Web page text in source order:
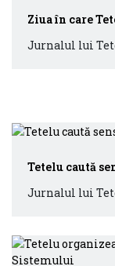
Ziua în care
Jurnalul lui
Tetelu caută
Jurnalul lui